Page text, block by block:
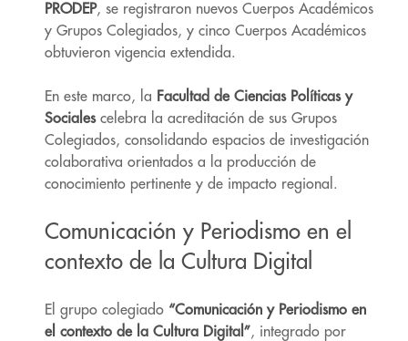
PRODEP, se registraron nuevos Cuerpos Académicos
y Grupos Colegiados, y cinco Cuerpos Académicos
obtuvieron vigencia extendida.
En este marco, la Facultad de Ciencias Políticas y
Socialescelebra la acreditación de sus Grupos
Colegiados, consolidando espacios de investigación
colaborativa orientados a la producción de
conocimiento pertinente y de impacto regional.
Comunicación y Periodismo en el
contexto de la Cultura Digital
El grupo colegiado “Comunicación y Periodismo en
el contexto de la Cultura Digital”, integrado por